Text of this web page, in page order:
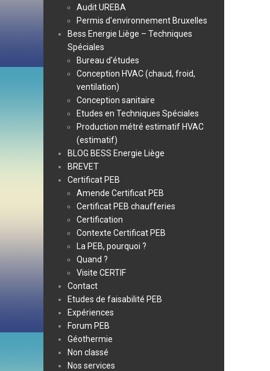
Audit UREBA
Permis d'environnement Bruxelles
Bess Energie Liège – Techniques
Spéciales
Bureau d'études
Conception HVAC (chaud, froid,
ventilation)
Conception sanitaire
Etudes en Techniques Spéciales
Production métré estimatif HVAC
(estimatif)
BLOG BESS Energie Liège
BREVET
Certificat PEB
Amende Certificat PEB
Certificat PEB chaufferies
Certification
Contexte Certificat PEB
La PEB, pourquoi ?
Quand ?
Visite CERTIF
Contact
Etudes de faisabilité PEB
Expériences
Forum PEB
Géothermie
Non classé
Nos services